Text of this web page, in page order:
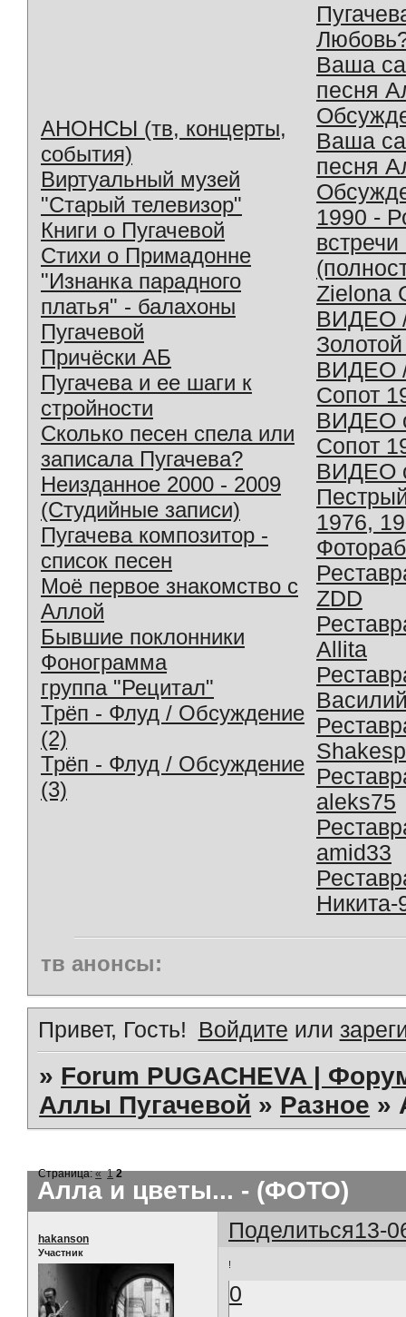
АНОНСЫ (тв, концерты,
события)
Виртуальный музей
"Старый телевизор"
Книги о Пугачевой
Стихи о Примадонне
"Изнанка парадного
платья" - балахоны
Пугачевой
Причёски АБ
Пугачева и ее шаги к
стройности
Сколько песен спела или
записала Пугачева?
Неизданное 2000 - 2009
(Студийные записи)
Пугачева композитор -
список песен
Моё первое знакомство с
Аллой
Бывшие поклонники
Фонограмма
группа "Рецитал"
Трёп - Флуд / Обсуждение
(2)
Трёп - Флуд / Обсуждение
(3)
Ваша
песня
Ваша
песня
1990 -
Zielona
ВИДЕО
ВИДЕО
Сопот
ВИДЕО
Сопот
ВИДЕО
1976,
ZDD
Allita
aleks75
amid33
Никита-
тв анонсы:
Привет, Гость! Войдите или
» Forum PUGACHEVA |
Аллы Пугачевой » Разное »
Алла и цветы... - (ФОТО)
Страница:« 1 2
Поделиться13-
hakanson
Участник
!
0